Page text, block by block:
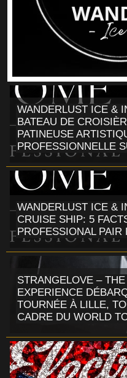
WANDERLUST ICE &
BATEAU DE
PATINEUSE
PROFESSIONNELLE
WANDERLUST ICE &
CRUISE SHIP: 5
PROFESSIONAL PAIR
STRANGELOVE –
EXPERIENCE
TOURNÉE À LILLE,
CADRE DU WORLD